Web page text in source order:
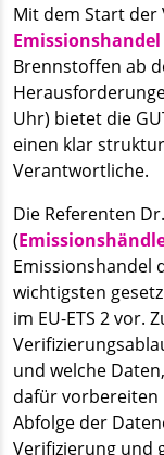
Mit dem Start
Emissionshandel
Brennstoffen ab
Uhr) bietet die
einen klar
Verantwortliche.
Die Referenten
(
Emissionshandel
wichtigsten
im EU-ETS 2 vor.
und welche
dafür vorbereiten
Abfolge der
Verifizierung und